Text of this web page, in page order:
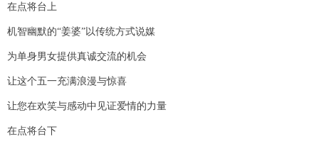
在点将台上
机智幽默的“姜婆”以传统方式说媒
为单身男女提供真诚交流的机会
让这个五一充满浪漫与惊喜
让您在欢笑与感动中见证爱情的力量
在点将台下